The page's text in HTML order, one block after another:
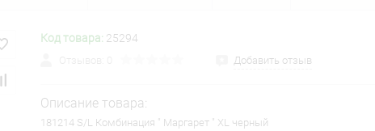
Код товара: 25294
Добавить отзыв
Описание товара:
181214 S/L Комбинация " Маргарет " XL черный